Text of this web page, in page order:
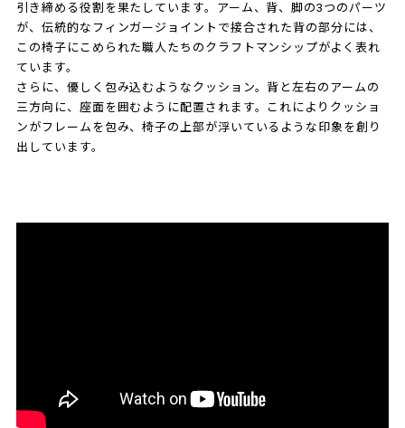
引き締める役割を果たしています。アーム、背、脚の3つのパーツ
が、伝統的なフィンガージョイントで接合された背の部分には、
この椅子にこめられた職人たちのクラフトマンシップがよく表れ
ています。
さらに、優しく包み込むようなクッション。背と左右のアームの
三方向に、座面を囲むように配置されます。これによりクッショ
ンがフレームを包み、椅子の上部が浮いているような印象を創り
出しています。